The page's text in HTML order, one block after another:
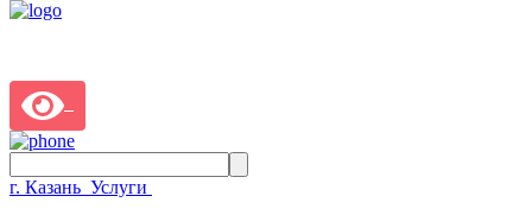
г. Казань Услуги